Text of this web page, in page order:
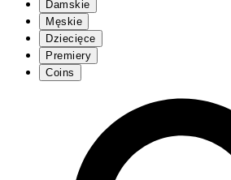
Damskie
Męskie
Dziecięce
Premiery
Coins